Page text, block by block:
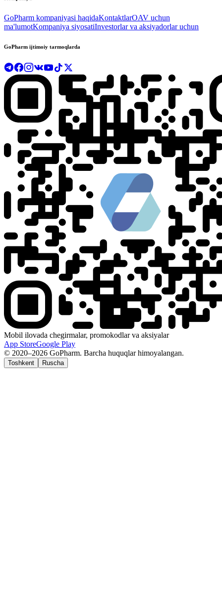
GoPharm kompaniyasi haqidaKontaktlarOAV uchun
ma'lumotKompaniya siyosatiInvestorlar va aksiyadorlar uchun
GoPharm ijtimoiy tarmoqlarda
Mobil ilovada chegirmalar, promokodlar va aksiyalar
App StoreGoogle Play
© 2020–2026 GoPharm. Barcha huquqlar himoyalangan.
Toshkent Ruscha